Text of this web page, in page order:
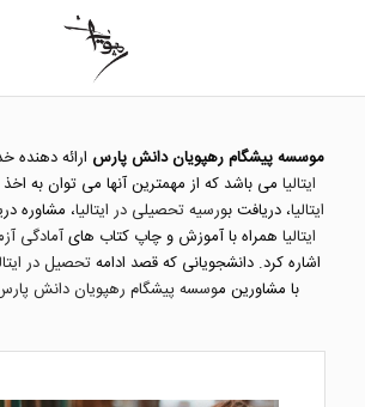
موسسه پیشگام رهپویان دانش پارس ارائه دهنده
ایتالیا می باشد که از مهمترین آنها می توان به اخذ
ایتالیا، دریافت بورسیه تحصیلی در ایتالیا، مشاوره
ایتالیا همراه با آموزش و چاپ کتاب هایآمادگی
اشاره کرد. دانشجویانی که قصد ادامهتحصیل در
با مشاورین موسسه پیشگام رهپویان دانش